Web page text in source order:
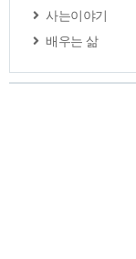
사는이야기
배우는 삶